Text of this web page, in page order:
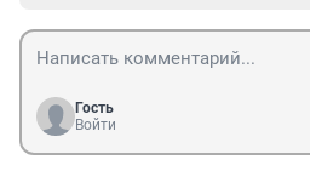
Гость
Войти